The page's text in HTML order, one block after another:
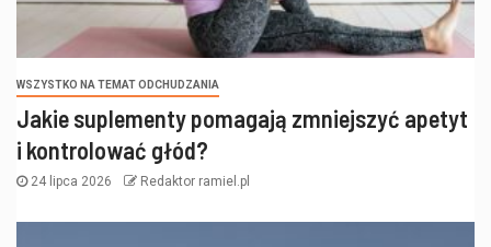
WSZYSTKO NA TEMAT ODCHUDZANIA
Jakie suplementy pomagają zmniejszyć apetyt
i kontrolować głód?
24 lipca 2026 Redaktor ramiel.pl